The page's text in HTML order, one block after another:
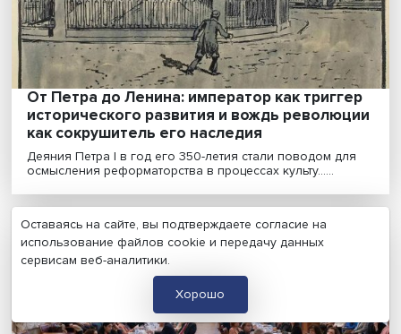
Проехали полпути: вагонный парк
дорог растет, инфраструктура стагнирует
За последние 20 лет сформированы рынки
железнодорожных перевозок и операторов